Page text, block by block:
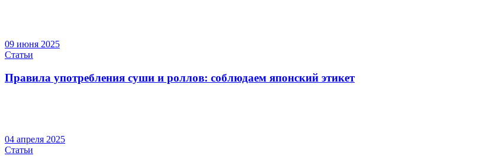
09 июня 2025
Статьи
Правила употребления суши и роллов: соблюдаем японский этикет
04 апреля 2025
Статьи